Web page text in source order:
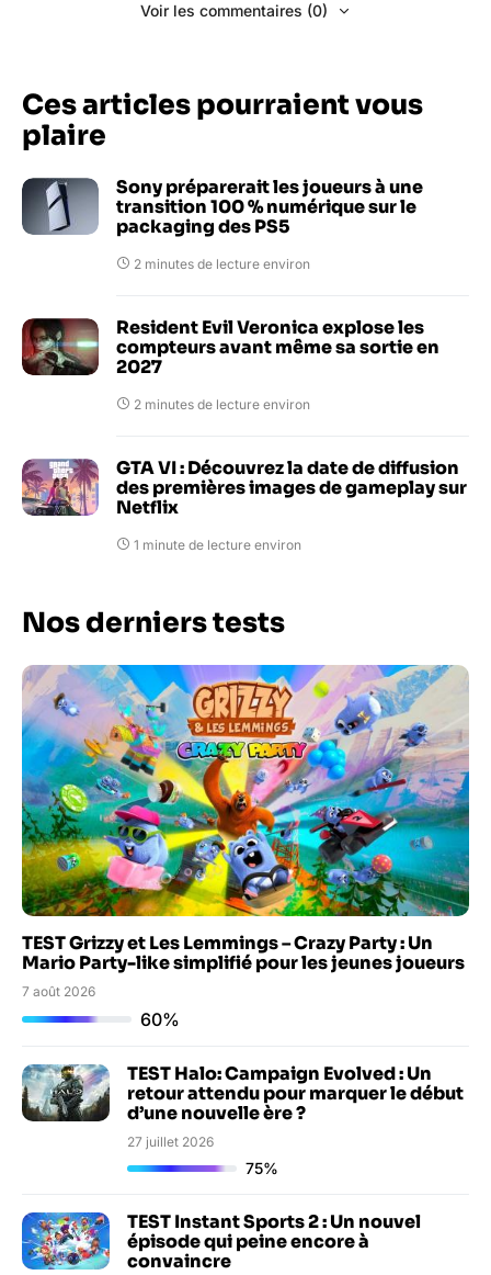
Voir les commentaires (0)
Ces articles pourraient vous
plaire
Sony préparerait les joueurs à une
transition 100 % numérique sur le
packaging des PS5
2 minutes de lecture environ
Resident Evil Veronica explose les
compteurs avant même sa sortie en
2027
2 minutes de lecture environ
GTA VI : Découvrez la date de diffusion
des premières images de gameplay sur
Netflix
1 minute de lecture environ
Nos derniers tests
TEST Grizzy et Les Lemmings – Crazy Party : Un
Mario Party-like simplifié pour les jeunes joueurs
7 août 2026
60%
TEST Halo: Campaign Evolved : Un
retour attendu pour marquer le début
d’une nouvelle ère ?
27 juillet 2026
75%
TEST Instant Sports 2 : Un nouvel
épisode qui peine encore à
convaincre